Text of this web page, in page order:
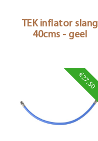
TEK inflator slang
40cms - geel
€27,50